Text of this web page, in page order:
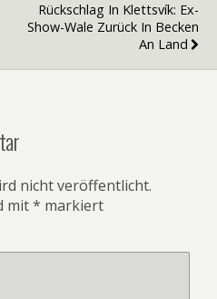
Rückschlag In Klettsvík: Ex-
Show-Wale Zurück In Becken
An Land
nicht veröffentlicht.
mit* markiert